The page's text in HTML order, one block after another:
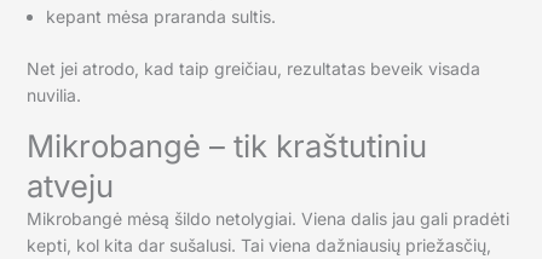
kepant mėsa praranda sultis.
Net jei atrodo, kad taip greičiau, rezultatas beveik visada
nuvilia.
Mikrobangė – tik kraštutiniu
atveju
Mikrobangė mėsą šildo netolygiai. Viena dalis jau gali pradėti
kepti, kol kita dar sušalusi. Tai viena dažniausių priežasčių,